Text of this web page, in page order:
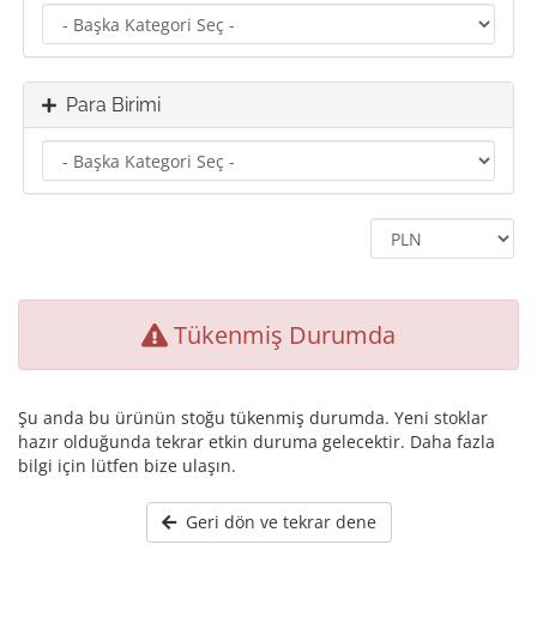
Para Birimi
Tükenmiş Durumda
Şu anda bu ürünün stoğu tükenmiş durumda. Yeni stoklar
hazır olduğunda tekrar etkin duruma gelecektir. Daha fazla
bilgi için lütfen bize ulaşın.
Geri dön ve tekrar dene